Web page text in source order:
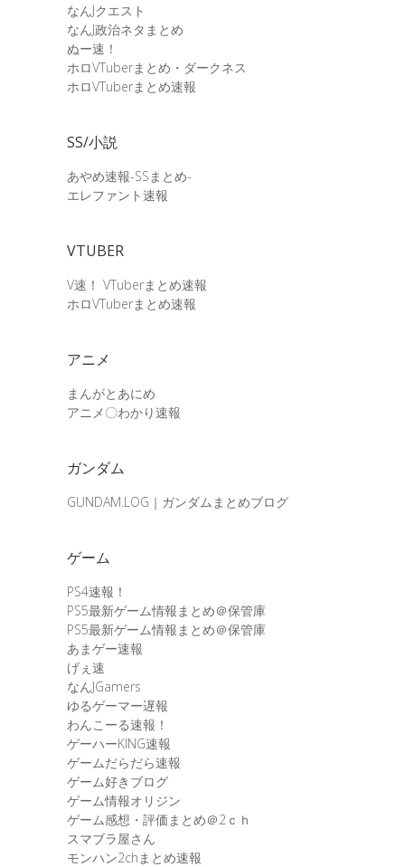
なんJクエスト
なんJ政治ネタまとめ
ぬー速！
ホロVTuberまとめ・ダークネス
ホロVTuberまとめ速報
SS/小説
あやめ速報-SSまとめ-
エレファント速報
VTUBER
V速！ VTuberまとめ速報
ホロVTuberまとめ速報
アニメ
まんがとあにめ
アニメ〇わかり速報
ガンダム
GUNDAM.LOG｜ガンダムまとめブログ
ゲーム
PS4速報！
PS5最新ゲーム情報まとめ＠保管庫
PS5最新ゲーム情報まとめ＠保管庫
あまゲー速報
げぇ速
なんJGamers
ゆるゲーマー遅報
わんこーる速報！
ゲーハーKING速報
ゲームだらだら速報
ゲーム好きブログ
ゲーム情報オリジン
ゲーム感想・評価まとめ＠2ｃｈ
スマブラ屋さん
モンハン2chまとめ速報